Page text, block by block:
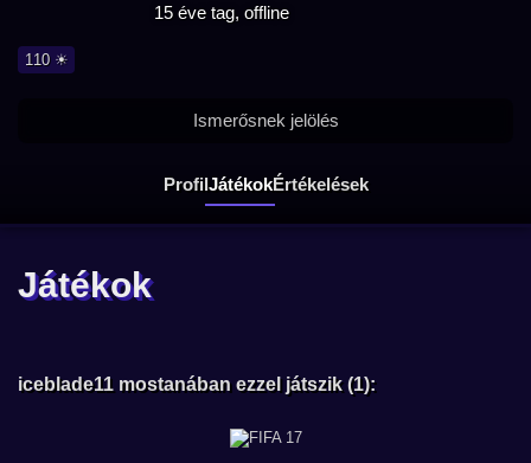
15 éve tag, offline
110 ☀
ProfilJátékokÉrtékelések
Ismerősnek jelölés
Játékok
iceblade11 mostanában ezzel játszik (1):